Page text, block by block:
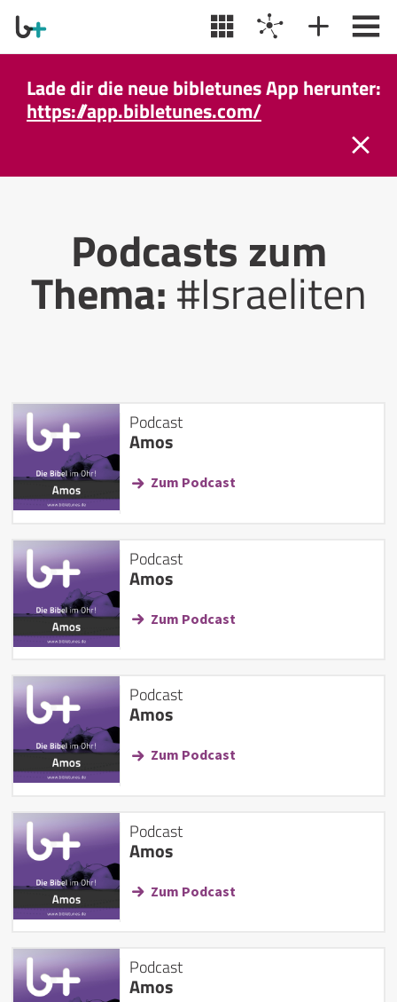
Lade dir die neue bibletunes App herunter:
https://app.bibletunes.com/
Podcasts zum
Thema:#Israeliten
Podcast
Amos
Zum Podcast
Podcast
Amos
Zum Podcast
Podcast
Amos
Zum Podcast
Podcast
Amos
Zum Podcast
Podcast
Amos